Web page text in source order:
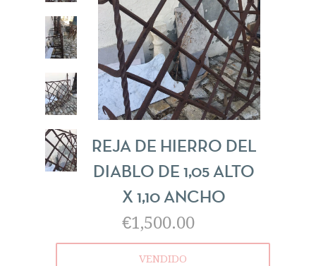
REJA DE HIERRO DEL
DIABLO DE 1,05 ALTO
X 1,10 ANCHO
€1,500.00
VENDIDO